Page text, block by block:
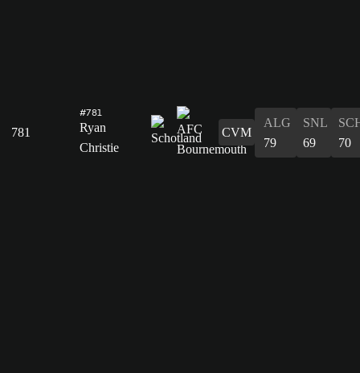
781
#781
Ryan
Christie
CVM
ALG
79
SNL
69
70